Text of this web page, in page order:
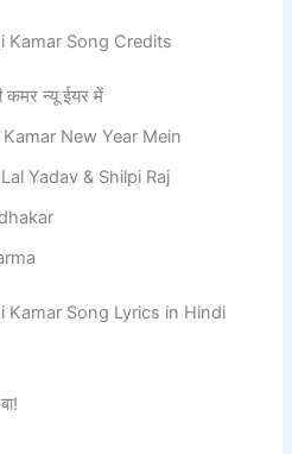
Kamar Song Credits
कमर न्यू ईयर में
New Year Mein
Yadav & Shilpi Raj
Kamar Song Lyrics in Hindi